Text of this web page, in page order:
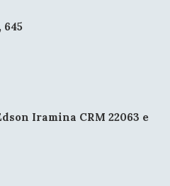
Iramina CRM 22063 e